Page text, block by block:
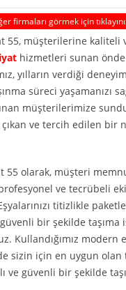
firmaları görmek için
55, müşterilerine kaliteli
hizmetleri sunan
yılların verdiği
süreci yaşamanızı
müşterilerimize
ve tercih edilen bir
55 olarak, müşteri
ve tecrübeli
titizlikle
bir şekilde taşıma
Kullandığımız modern
sizin için en uygun olan
ve güvenli bir şekilde